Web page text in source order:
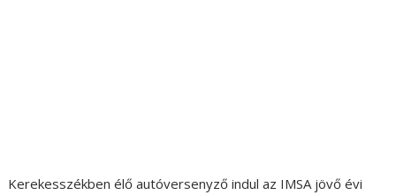
Kerekesszékben élő autóversenyző indul az IMSA jövő évi